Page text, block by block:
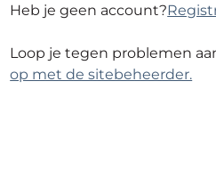
Heb je geen account?
Loop je tegen problemen
op met de sitebeheerder.